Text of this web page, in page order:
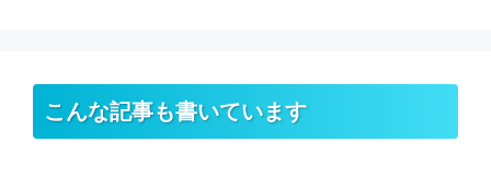
こんな記事も書いています